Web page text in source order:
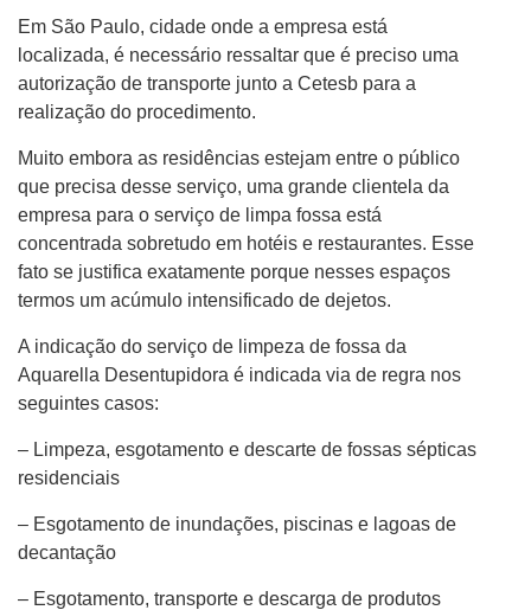
Em São Paulo, cidade onde a empresa está
localizada, é necessário ressaltar que é preciso uma
autorização de transporte junto a Cetesb para a
realização do procedimento.
Muito embora as residências estejam entre o público
que precisa desse serviço, uma grande clientela da
empresa para o serviço de limpa fossa está
concentrada sobretudo em hotéis e restaurantes. Esse
fato se justifica exatamente porque nesses espaços
termos um acúmulo intensificado de dejetos.
A indicação do serviço de limpeza de fossa da
Aquarella Desentupidora é indicada via de regra nos
seguintes casos:
– Limpeza, esgotamento e descarte de fossas sépticas
residenciais
– Esgotamento de inundações, piscinas e lagoas de
decantação
– Esgotamento, transporte e descarga de produtos